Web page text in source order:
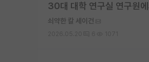
30대 대학 연구실 연구원
쇠약한 칼 세이건